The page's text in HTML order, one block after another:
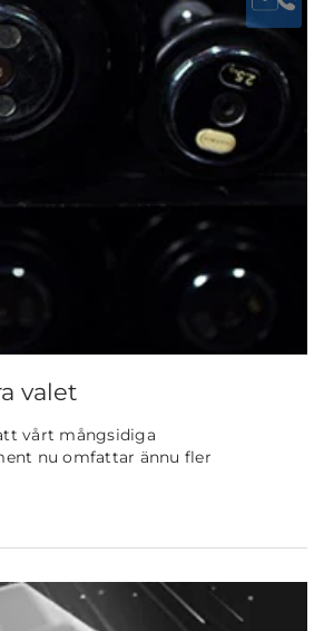
valet
vårt mångsidiga
nu omfattar ännu fler